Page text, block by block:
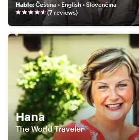
Hablo: Čeština • English • Slovenčina
(7 reviews)
Hana
The World Traveler